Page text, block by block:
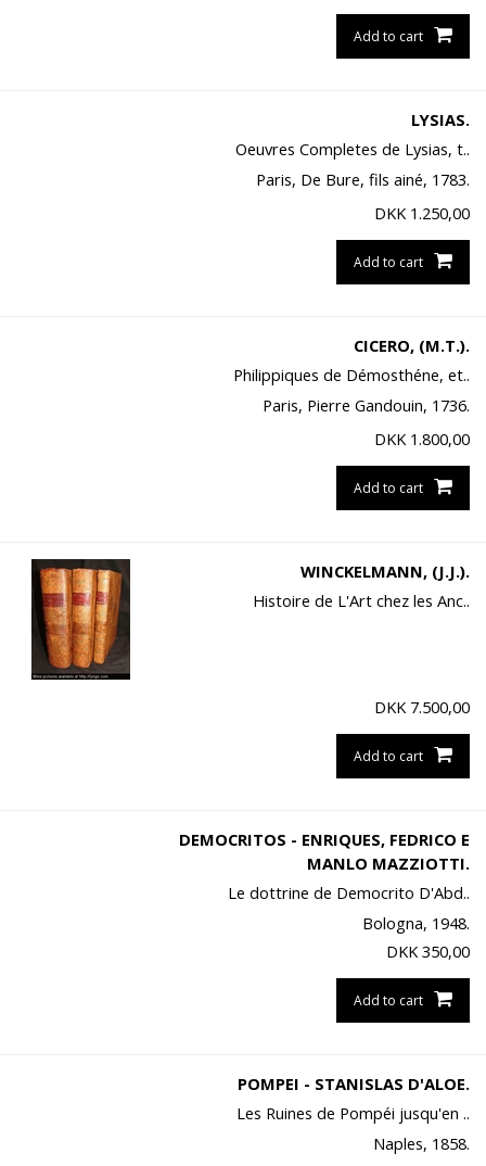
Add to cart
LYSIAS.
Oeuvres Completes de Lysias, t..
Paris, De Bure, fils ainé, 1783.
DKK 1.250,00
Add to cart
CICERO, (M.T.).
Philippiques de Démosthéne, et..
Paris, Pierre Gandouin, 1736.
DKK 1.800,00
Add to cart
WINCKELMANN, (J.J.).
Histoire de L'Art chez les Anc..
DKK 7.500,00
Add to cart
DEMOCRITOS - ENRIQUES, FEDRICO E
MANLO MAZZIOTTI.
Le dottrine de Democrito D'Abd..
Bologna, 1948.
DKK 350,00
Add to cart
POMPEI - STANISLAS D'ALOE.
Les Ruines de Pompéi jusqu'en ..
Naples, 1858.